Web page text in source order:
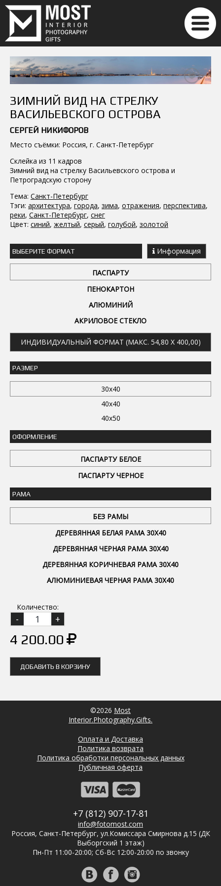
ЗИМНИЙ ВИД НА СТРЕЛКУ
ВАСИЛЬЕВСКОГО ОСТРОВА
СЕРГЕЙ НИКИФОРОВ
Место съёмки: Россия, г. Санкт-Петербург
Склейка из 11 кадров
Зимний вид на стрелку Васильевского острова и
Петроградскую сторону
Тема: Санкт-Петербург
Тэги: архитектура, города, зима, отражения, перспектива,
реки, Санкт-Петербург, снег
Цвет: синий, желтый, серый, голубой, золотой
ВЫБЕРИТЕ ФОРМАТ Информация
ПАСПАРТУ
ПЕНОКАРТОН
АЛЮМИНИЙ
АКРИЛОВОЕ СТЕКЛО
ИНДИВИДУАЛЬНЫЙ ФОРМАТ (МАКС. 54,80 X 400,00)
РАЗМЕР
30x40
40x40
40x50
ОФОРМЛЕНИЕ
ПАСПАРТУ БЕЛОЕ
ПАСПАРТУ ЧЕРНОЕ
РАМА
БЕЗ РАМЫ
ДЕРЕВЯННАЯ БЕЛАЯ РАМА 30Х40
ДЕРЕВЯННАЯ ЧЕРНАЯ РАМА 30Х40
ДЕРЕВЯННАЯ КОРИЧНЕВАЯ РАМА 30Х40
АЛЮМИНИЕВАЯ ЧЕРНАЯ РАМА 30Х40
Количество:
4 200.00
ДОБАВИТЬ В КОРЗИНУ
©2026 Most
Interior.Photography.Gifts.
Оплата и Доставка
Политика возврата
Политика обработки персональных данных
Публичная оферта
+7 (812) 907-17-81
info@fotomost.com
Россия, Санкт-Петербург, ул.Комиссара Смирнова д.15 (ДК
Выборгский 1 этаж)
Пн-Пт 11:00-20:00; Сб-Вс 12:00-20:00 по звонку